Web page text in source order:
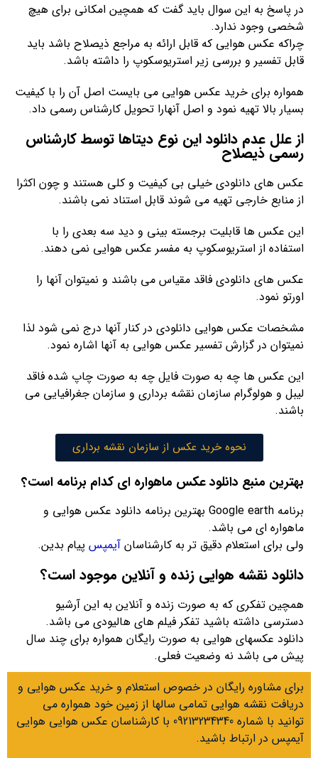
در پاسخ به این سوال باید گفت که همچین امکانی برای هیچ
شخصی وجود ندارد.
چراکه عکس هوایی که قابل ارائه به مراجع ذیصلاح باشد باید
قابل تفسیر و بررسی زیر استریوسکوپ را داشته باشد.
همواره برای خرید عکس هوایی می بایست اصل آن را با کیفیت
بسیار بالا تهیه نمود و اصل آنهارا تحویل کارشناس رسمی داد.
از علل عدم دانلود این نوع دیتاها توسط کارشناس
رسمی ذیصلاح
عکس های دانلودی خیلی بی کیفیت و کلی هستند و چون اکثرا
از منابع خارجی تهیه می شوند قابل استناد نمی باشند.
این عکس ها قابلیت برجسته بینی و دید سه بعدی را با
استفاده از استریوسکوپ به مفسر عکس هوایی نمی دهند.
عکس های دانلودی فاقد مقیاس می باشند و نمیتوان آنها را
اورتو نمود.
مشخصات عکس هوایی دانلودی در کنار آنها درج نمی شود لذا
نمیتوان در گزارش تفسیر عکس هوایی به آنها اشاره نمود.
این عکس ها چه به صورت فایل چه به صورت چاپ شده فاقد
لیبل و هولوگرام سازمان نقشه برداری و سازمان جغرافیایی می
باشند.
نحوه خرید عکس از سازمان نقشه برداری
بهترین منبع دانلود عکس ماهواره ای کدام برنامه است؟
برنامه Google earth بهترین برنامه دانلود عکس هوایی و
ماهواره ای می باشد.
ولی برای استعلام دقیق تر به کارشناسان آیمپس پیام بدین.
دانلود نقشه هوایی زنده و آنلاین موجود است؟
همچین تفکری که به صورت زنده و آنلاین به این آرشیو
دسترسی داشته باشید تفکر فیلم های هالیودی می باشد.
دانلود عکسهای هوایی به صورت رایگان همواره برای چند سال
پیش می باشد نه وضعیت فعلی.
برای مشاوره رایگان در خصوص استعلام و خرید عکس هوایی و
دریافت نقشه هوایی تمامی سالها از زمین خود همواره می
توانید با شماره 09213234340 با کارشناسان عکس هوایی هوایی
آیمپس در ارتباط باشید.